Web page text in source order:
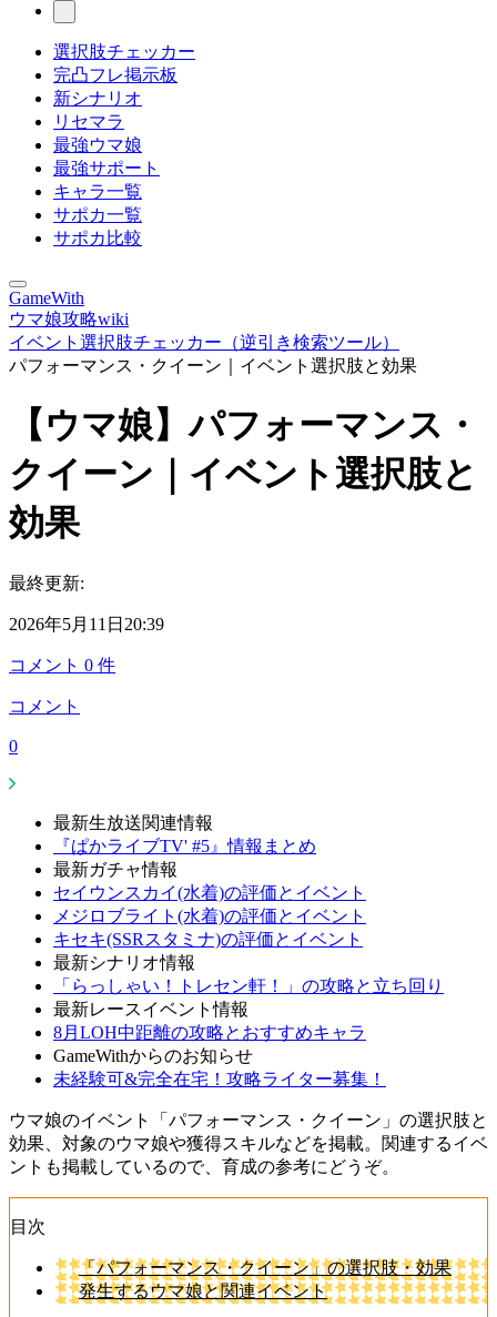
選択肢チェッカー
完凸フレ掲示板
新シナリオ
リセマラ
最強ウマ娘
最強サポート
キャラ一覧
サポカ一覧
サポカ比較
GameWith
ウマ娘攻略wiki
イベント選択肢チェッカー（逆引き検索ツール）
パフォーマンス・クイーン｜イベント選択肢と効果
【ウマ娘】パフォーマンス・
クイーン｜イベント選択肢と
効果
最終更新:
2026年5月11日20:39
コメント 0 件
コメント
0
最新生放送関連情報
『ぱかライブTV' #5』情報まとめ
最新ガチャ情報
セイウンスカイ(水着)の評価とイベント
メジロブライト(水着)の評価とイベント
キセキ(SSRスタミナ)の評価とイベント
最新シナリオ情報
「らっしゃい！トレセン軒！」の攻略と立ち回り
最新レースイベント情報
8月LOH中距離の攻略とおすすめキャラ
GameWithからのお知らせ
未経験可&完全在宅！攻略ライター募集！
ウマ娘のイベント「パフォーマンス・クイーン」の選択肢と
効果、対象のウマ娘や獲得スキルなどを掲載。関連するイベ
ントも掲載しているので、育成の参考にどうぞ。
目次
「パフォーマンス・クイーン」の選択肢・効果
発生するウマ娘と関連イベント